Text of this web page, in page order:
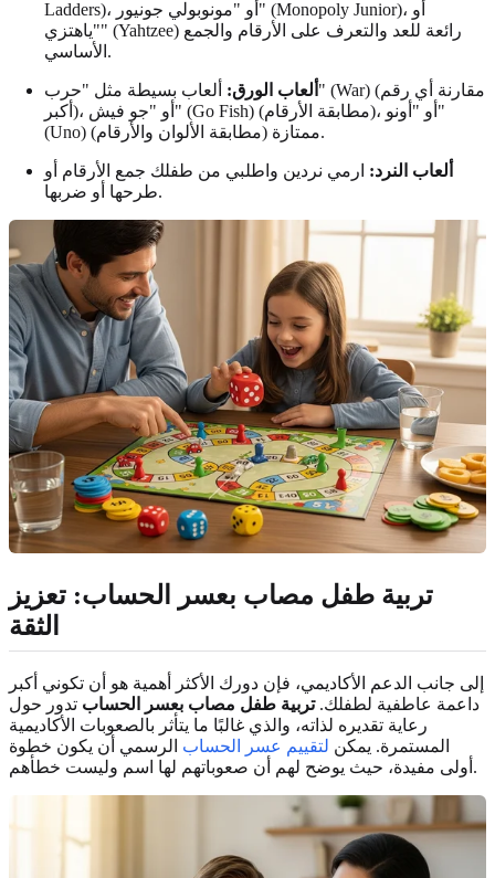
Ladders)، أو "مونوبولي جونيور" (Monopoly Junior)، أو
"ياهتزي" (Yahtzee) رائعة للعد والتعرف على الأرقام والجمع
الأساسي.
ألعاب الورق: ألعاب بسيطة مثل "حرب" (War) (مقارنة أي رقم
أكبر)، أو "جو فيش" (Go Fish) (مطابقة الأرقام)، أو "أونو"
(Uno) (مطابقة الألوان والأرقام) ممتازة.
ألعاب النرد: ارمي نردين واطلبي من طفلك جمع الأرقام أو
طرحها أو ضربها.
تربية طفل مصاب بعسر الحساب: تعزيز
الثقة
إلى جانب الدعم الأكاديمي، فإن دورك الأكثر أهمية هو أن تكوني أكبر
داعمة عاطفية لطفلك.تربية طفل مصاب بعسر الحساب تدور حول
رعاية تقديره لذاته، والذي غالبًا ما يتأثر بالصعوبات الأكاديمية
المستمرة. يمكن لتقييم عسر الحساب الرسمي أن يكون خطوة
أولى مفيدة، حيث يوضح لهم أن صعوباتهم لها اسم وليست خطأهم.